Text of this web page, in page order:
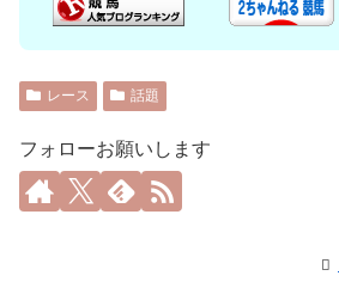
レース 話題
フォローお願いします